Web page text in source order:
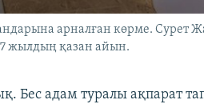
арналған көрме. Сурет
жылдың қазан айын.
Бес адам туралы ақпарат